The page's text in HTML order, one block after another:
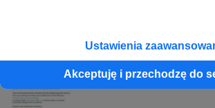
Ustawienia
Akceptuję i przechodzę do
Zobacz również
Miraże!